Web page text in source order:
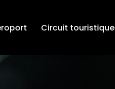
Circuit touristique